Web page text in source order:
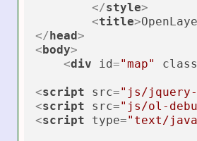
</style>
<title>
</ head>
< body>
<div id="map" class
<script src="js/
<script src="js/ol-
<script type="text/